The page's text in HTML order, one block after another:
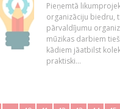
Pieņemtā
organizāciju biedru,
pārvaldījumu
mūzikas darbiem
kādiem jāatbilst
praktiski...